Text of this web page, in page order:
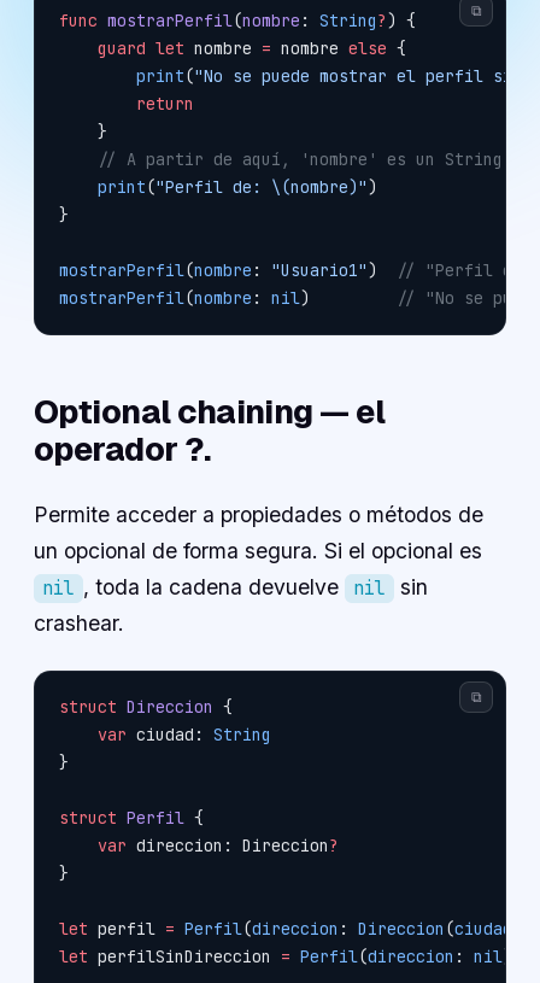
func mostrarPerfil(nombre : String?) {
    guard
let nombre = nombre else {
        print
("No se puede mostrar el perfil sin
        return
    }
// A partir de aquí, 'nombre' es un String no
    print
("Perfil de: \(nombre)")
}
mostrarPerfil(nombre : "Usuario1")
// "Perfil de:
mostrarPerfil(nombre : nil) // "No se
⧉
Optional chaining — el
operador ?.
Permite acceder a propiedades o métodos de
un opcional de forma segura. Si el opcional es
nil , toda la cadena devuelve nil
sin
crashear.
struct Direccion {
    var
ciudad: String
}
struct Perfil {
    var
direccion: Direccion?
}
let perfil = Perfil(direccion : Direccion (ciudad
let perfilSinDireccion = Perfil(direccion : nil)
⧉